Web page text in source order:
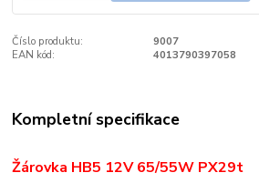
Číslo produktu:
9007
EAN kód:
4013790397058
Kompletní specifikace
Žárovka HB5 12V 65/55W PX29t